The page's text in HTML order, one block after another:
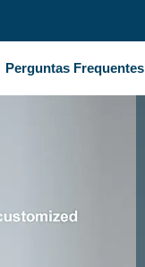
Perguntas Frequentes